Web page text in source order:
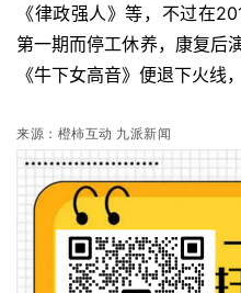
《律政强人》等，不过在
第一期而停工休养，康复后
《牛下女高音》便退下火线
来源： 橙柿互动 九派新闻